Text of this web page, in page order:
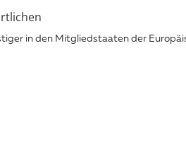
in den Mitgliedstaaten der